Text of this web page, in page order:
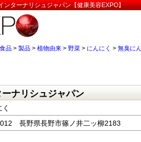
ンターナリシュジャパン【健康美容EXPO】
品 > 製品 > 植物由来 > 野菜 > にんにく > 無臭に
ナリシュジャパン
長野県長野市篠ノ井二ッ柳2183